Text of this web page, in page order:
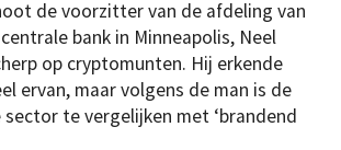
de voorzitter van de afdeling van
bank in Minneapolis, Neel
op cryptomunten. Hij erkende
ervan, maar volgens de man is de
te vergelijken met ‘brandend